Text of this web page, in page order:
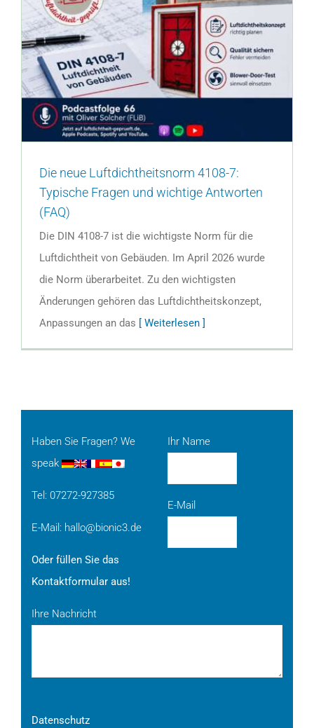
Die neue Luftdichtheitsnorm 4108-7:
Typische Fragen und wichtige Antworten
(FAQ)
Die DIN 4108-7 ist die wichtigste Norm für die
Luftdichtheit von Gebäuden. Im April 2026 wurde
die Norm überarbeitet. Zu den wichtigsten
Änderungen gehören das Luftdichtheitskonzept,
Anpassungen an das
[ Weiterlesen ]
Haben Sie Fragen? We
speak
Tel: 07272-927385
E-Mail: hallo@bionic3.de
Oder füllen Sie das
Kontaktformular aus!
Ihr Name
E-Mail
Ihre Nachricht
Datenschutz